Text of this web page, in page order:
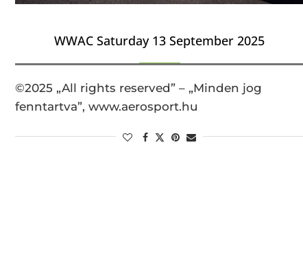
WWAC Saturday 13 September 2025
©2025 „All rights reserved” – „Minden jog
fenntartva”, www.aerosport.hu